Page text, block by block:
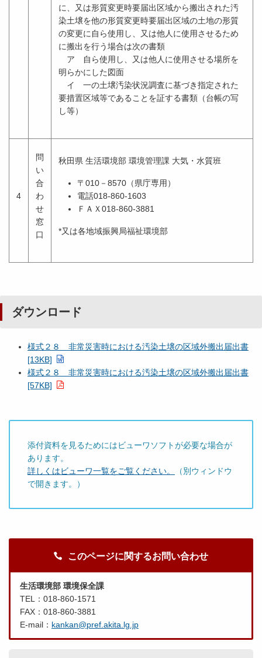
に、又は形質変更時要届出区域から搬出された汚
染土壌を他の形質変更時要届出区域の土地の形質
の変更に自ら使用し、又は他人に使用させるため
に搬出を行う場合は次の書類
ア 自ら使用し、又は他人に使用させる場所を
明らかにした図面
イ 一の土壌汚染状況調査に基づき指定された
要措置区域等であることを証する書類（台帳の写
し等）
4
問
い
合
わ
せ
窓
口
秋田県 生活環境部 環境管理課 大気・水質班
〒010－8570（県庁専用）
電話018-860-1603
ＦＡＸ018-860-3881
*又は各地域振興局福祉環境部
ダウンロード
様式２８ 非常災害時における汚染土壌の区域外搬出届出書
[13KB]
様式２８ 非常災害時における汚染土壌の区域外搬出届出書
[57KB]
添付資料を見るためにはビューワソフトが必要な場合が
あります。
詳しくはビューワ一覧をご覧ください。
（別ウィンドウ
で開きます。）
このページに関するお問い合わせ
生活環境部 環境保全課
TEL：018-860-1571
FAX：018-860-3881
E-mail： kankan@pref.akita.lg.jp